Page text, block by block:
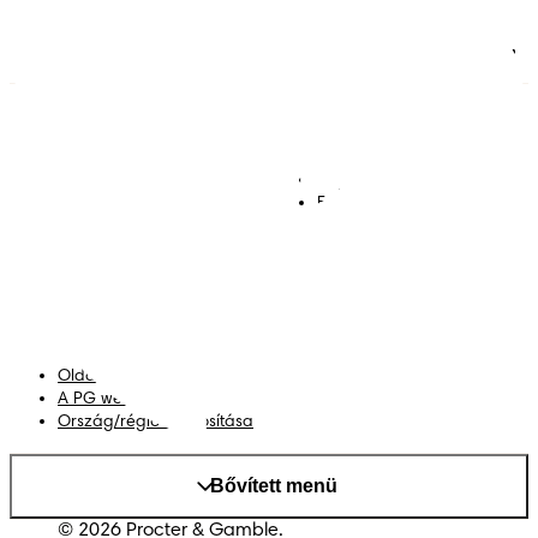
Felhasználási feltételek
Oldaltérkép
A PG weboldala
Ország/régió módosítása
Bővített menü
© 2026 Procter & Gamble.